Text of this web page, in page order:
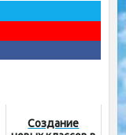
Создание